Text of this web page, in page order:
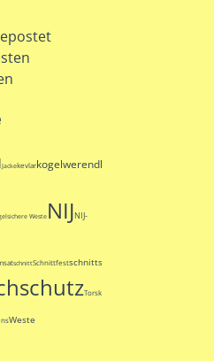
Jackekevlarkogelwerendkogelwerende
Weste NIJNIJ-
satschnittSchnittfestschnittschutz
Torskin
Weste